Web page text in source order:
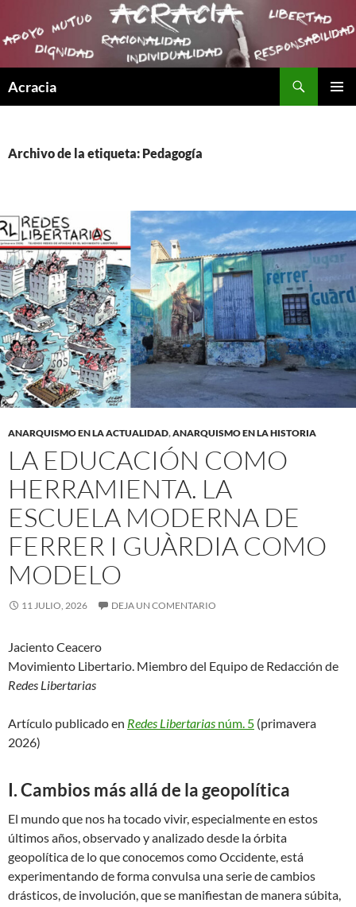
Acracia
Archivo de la etiqueta: Pedagogía
ANARQUISMO EN LA ACTUALIDAD,ANARQUISMO EN LA HISTORIA
LA EDUCACIÓN COMO
HERRAMIENTA. LA
ESCUELA MODERNA DE
FERRER I GUÀRDIA COMO
MODELO
11 JULIO, 2026 DEJA UN COMENTARIO
Jaciento Ceacero
Movimiento Libertario. Miembro del Equipo de Redacción de
Redes Libertarias
Artículo publicado en Redes Libertarias núm. 5 (primavera
2026)
I. Cambios más allá de la geopolítica
El mundo que nos ha tocado vivir, especialmente en estos
últimos años, observado y analizado desde la órbita
geopolítica de lo que conocemos como Occidente, está
experimentando de forma convulsa una serie de cambios
drásticos, de involución, que se manifiestan de manera súbita,